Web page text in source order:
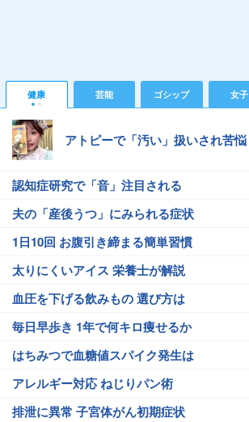
健康 芸能 ゴシップ 女子
アトピーで「汚い」扱いされ苦悩
認知症研究で「音」注目される
夫の「産後うつ」にみられる症状
1日10回 お腹引き締まる簡単習慣
太りにくいアイス 栄養士が解説
血圧を下げる飲みもの 選び方は
毎日早歩き 1年で何キロ痩せるか
はちみつで血糖値スパイク発生は
アレルギー対応 ねじりパン術
排泄に異常 子宮体がん初期症状